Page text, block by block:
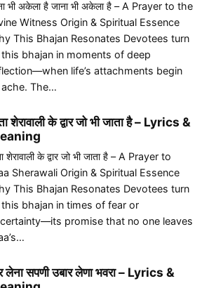
भी अकेला है जाना भी अकेला है – A Prayer to the
Witness Origin & Spiritual Essence
This Bhajan Resonates Devotees turn
bhajan in moments of deep
life’s attachments begin
The…
शेरावाली के द्वार जो भी जाता है – Lyrics &
शेरावाली के द्वार जो भी जाता है – A Prayer to
Sherawali Origin & Spiritual Essence
This Bhajan Resonates Devotees turn
bhajan in times of fear or
promise that no one leaves
लेना सपणी उबार लेणा भवरा – Lyrics &